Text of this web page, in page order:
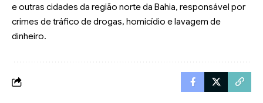
e outras cidades da região norte da Bahia, responsável por
crimes de tráfico de drogas, homicídio e lavagem de
dinheiro.